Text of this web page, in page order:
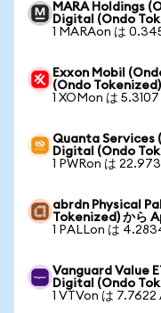
MARA Holdings
Digital (Ondo
1 MARAon は
Exxon Mobil
(Ondo Tokenized)
1 XOMon は
Quanta Services
Digital (Ondo
1 PWRon は
abrdn Physical
Tokenized) から
1 PALLon は
Vanguard Value
Digital (Ondo
1 VTVon は 7.7622